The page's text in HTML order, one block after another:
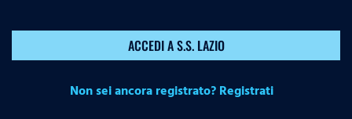
ACCEDI A S.S. LAZIO
Non sei ancora registrato? Registrati